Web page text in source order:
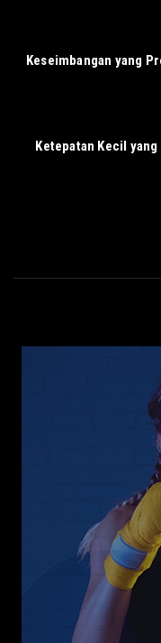
Keseimbangan yang
Ketepatan Kecil